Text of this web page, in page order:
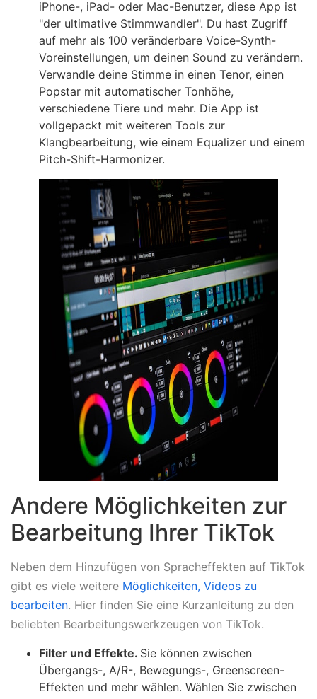
iPhone-, iPad- oder Mac-Benutzer, diese App ist
"der ultimative Stimmwandler". Du hast Zugriff
auf mehr als 100 veränderbare Voice-Synth-
Voreinstellungen, um deinen Sound zu verändern.
Verwandle deine Stimme in einen Tenor, einen
Popstar mit automatischer Tonhöhe,
verschiedene Tiere und mehr. Die App ist
vollgepackt mit weiteren Tools zur
Klangbearbeitung, wie einem Equalizer und einem
Pitch-Shift-Harmonizer.
Andere Möglichkeiten zur
Bearbeitung Ihrer TikTok
Neben dem Hinzufügen von Spracheffekten auf TikTok
gibt es viele weitere Möglichkeiten, Videos zu
bearbeiten. Hier finden Sie eine Kurzanleitung zu den
beliebten Bearbeitungswerkzeugen von TikTok.
Filter und Effekte. Sie können zwischen
Übergangs-, A/R-, Bewegungs-, Greenscreen-
Effekten und mehr wählen. Wählen Sie zwischen